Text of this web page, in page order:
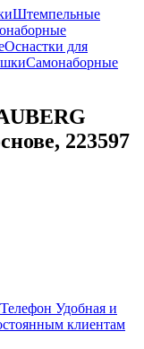
Штемпельные
Оснастки для
Самонаборные
223597
Удобная и
клиентам